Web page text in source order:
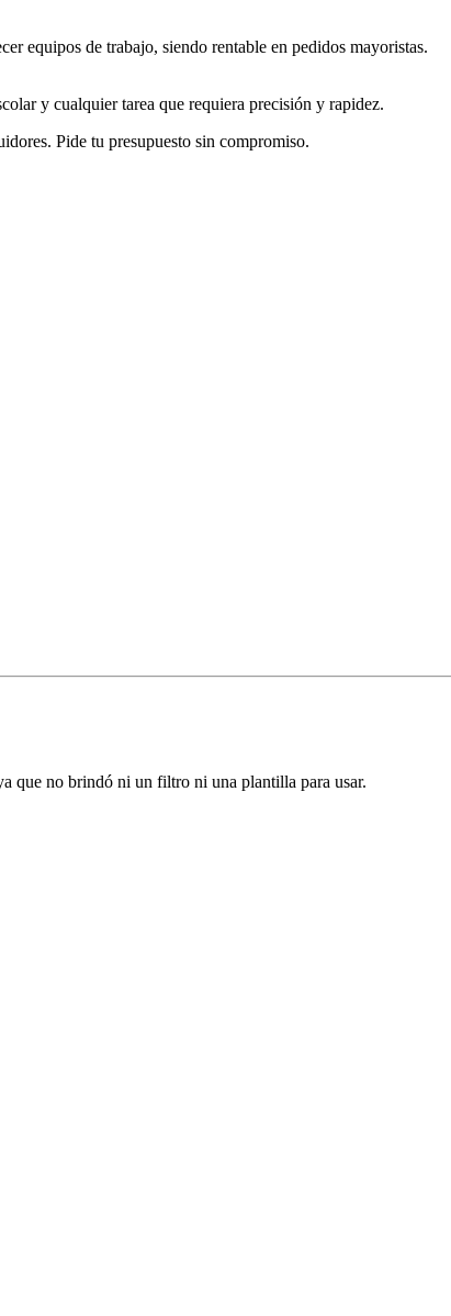
equipos de trabajo, siendo rentable en pedidos mayoristas.
y cualquier tarea que requiera precisión y rapidez.
Pide tu presupuesto sin compromiso.
que no brindó ni un filtro ni una plantilla para usar.